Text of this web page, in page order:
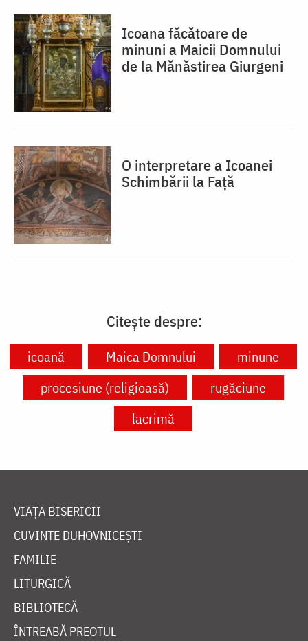
Icoana făcătoare de
minuni a Maicii Domnului
de la Mănăstirea Giurgeni
O interpretare a Icoanei
Schimbării la Față
Citește despre:
icoană Maica Domnului
minune
procesiune (religioasă)
rugăciune
lacrimă
VIAȚA BISERICII
CUVINTE DUHOVNICEȘTI
FAMILIE
LITURGICĂ
BIBLIOTECĂ
ÎNTREABĂ PREOTUL